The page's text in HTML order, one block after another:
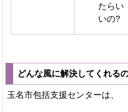
たらい
いの?
どんな風に解決してくれる
玉名市包括支援センターは、